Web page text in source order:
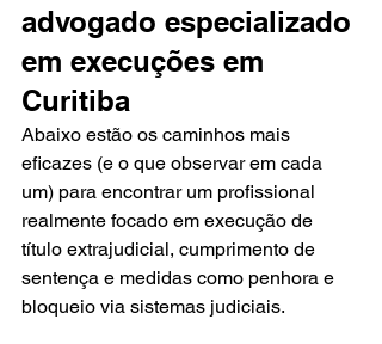
advogado especializado
em execuções em
Curitiba
Abaixo estão os caminhos mais
eficazes (e o que observar em cada
um) para encontrar um profissional
realmente focado em execução de
título extrajudicial, cumprimento de
sentença e medidas como penhora e
bloqueio via sistemas judiciais.